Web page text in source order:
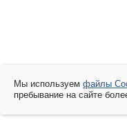
Мы используем файлы
пребывание на сайте